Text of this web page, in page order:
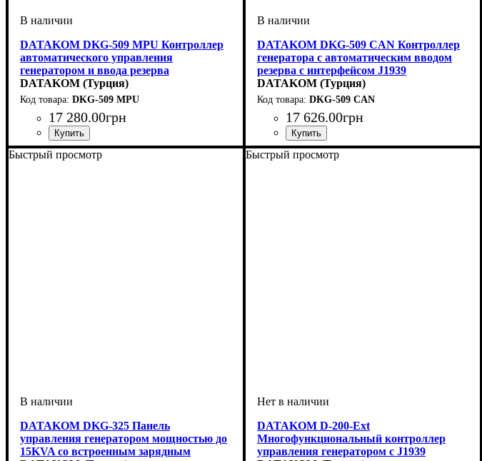
DATAKOM DKG-509 MPU Контроллер
автоматического управления
генератором и ввода резерва
DATAKOM (Турция)
DKG-509 MPU
17 280.00грн
DATAKOM DKG-509 CAN Контроллер
генератора с автоматическим вводом
резерва c интерфейсом J1939
DATAKOM (Турция)
DKG-509 CAN
17 626.00грн
Быстрый просмотр
DATAKOM DKG-325 Панель
управления генератором мощностью до
15KVA со встроенным зарядным
Быстрый просмотр
DATAKOM D-200-Ext
Многофункциональный контроллер
управления генератором c J1939